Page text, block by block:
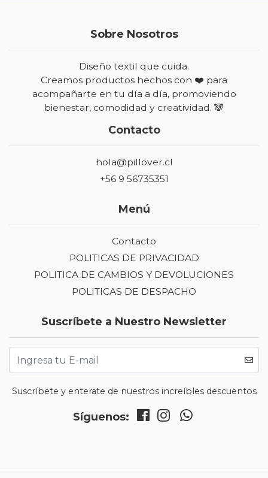
Sobre Nosotros
Diseño textil que cuida.
Creamos productos hechos con ❤️ para
acompañarte en tu día a día, promoviendo
bienestar, comodidad y creatividad. 🐼
Contacto
hola@pillover.cl
+56 9 56735351
Menú
Contacto
POLITICAS DE PRIVACIDAD
POLITICA DE CAMBIOS Y DEVOLUCIONES
POLITICAS DE DESPACHO
Suscríbete a Nuestro Newsletter
Suscríbete y enterate de nuestros increíbles descuentos
Síguenos: